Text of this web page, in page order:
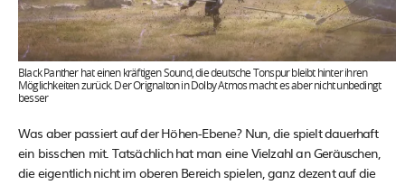
Black Panther hat einen kräftigen Sound, die deutsche Tonspur bleibt hinter ihren
Möglichkeiten zurück. Der Orignalton in Dolby Atmos macht es aber nicht unbedingt
besser
Was aber passiert auf der Höhen-Ebene? Nun, die spielt dauerhaft
ein bisschen mit. Tatsächlich hat man eine Vielzahl an Geräuschen,
die eigentlich nicht im oberen Bereich spielen, ganz dezent auf die